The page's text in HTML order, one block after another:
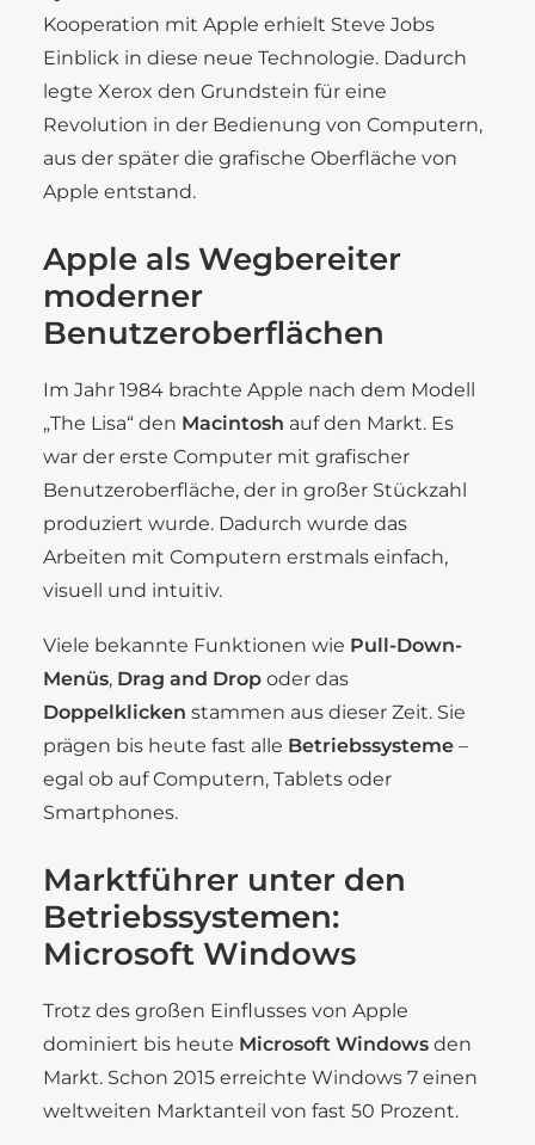
Kooperation mit Apple erhielt Steve Jobs
Einblick in diese neue Technologie. Dadurch
legte Xerox den Grundstein für eine
Revolution in der Bedienung von Computern,
aus der später die grafische Oberfläche von
Apple entstand.
Apple als Wegbereiter
moderner
Benutzeroberflächen
Im Jahr 1984 brachte Apple nach dem Modell
„The Lisa“ den Macintosh auf den Markt. Es
war der erste Computer mit grafischer
Benutzeroberfläche, der in großer Stückzahl
produziert wurde. Dadurch wurde das
Arbeiten mit Computern erstmals einfach,
visuell und intuitiv.
Viele bekannte Funktionen wie Pull-Down-
Menüs, Drag and Drop oder das
Doppelklicken stammen aus dieser Zeit. Sie
prägen bis heute fast alle Betriebssysteme –
egal ob auf Computern, Tablets oder
Smartphones.
Marktführer unter den
Betriebssystemen:
Microsoft Windows
Trotz des großen Einflusses von Apple
dominiert bis heute Microsoft Windows den
Markt. Schon 2015 erreichte Windows 7 einen
weltweiten Marktanteil von fast 50 Prozent.